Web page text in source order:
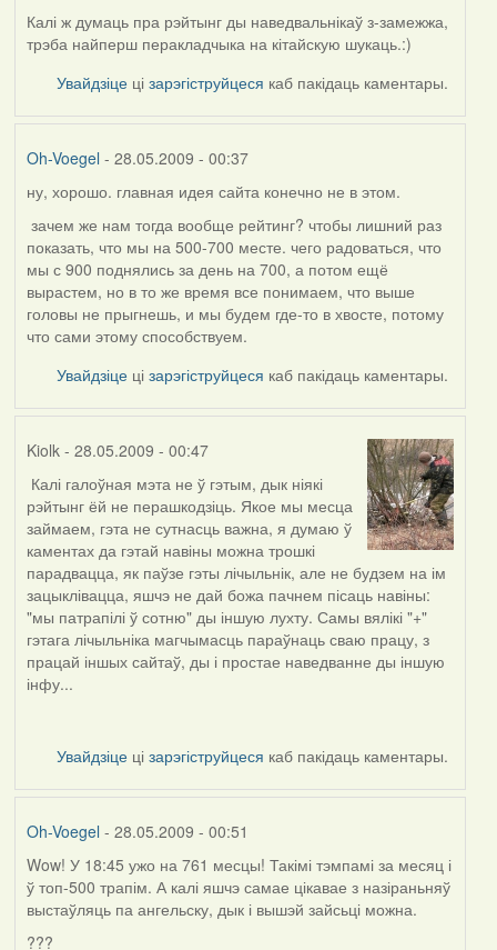
Калі ж думаць пра рэйтынг ды наведвальнікаў з-замежжа,
трэба найперш перакладчыка на кітайскую шукаць.:)
Увайдзіце цізарэгіструйцеся каб пакідаць каментары.
Oh-Voegel - 28.05.2009 - 00:37
In
reply
to
by
Harrier
ну, хорошо. главная идея сайта конечно не в этом.
зачем же нам тогда вообще рейтинг? чтобы лишний раз
показать, что мы на 500-700 месте. чего радоваться, что
мы с 900 поднялись за день на 700, а потом ещё
вырастем, но в то же время все понимаем, что выше
головы не прыгнешь, и мы будем где-то в хвосте, потому
что сами этому способствуем.
Увайдзіце цізарэгіструйцеся каб пакідаць каментары.
Kiolk- 28.05.2009 - 00:47
In
reply
to
by
Oh-
Voegel
Калі галоўная мэта не ў гэтым, дык ніякі
рэйтынг ёй не перашкодзіць. Якое мы месца
займаем, гэта не сутнасць важна, я думаю ў
каментах да гэтай навіны можна трошкі
парадвацца, як паўзе гэты лічыльнік, але не будзем на ім
зацыклівацца, яшчэ не дай божа пачнем пісаць навіны:
"мы патрапілі ў сотню" ды іншую лухту. Самы вялікі "+"
гэтага лічыльніка магчымасць параўнаць сваю працу, з
працай іншых сайтаў, ды і простае наведванне ды іншую
інфу...
Увайдзіце цізарэгіструйцеся каб пакідаць каментары.
Oh-Voegel - 28.05.2009 - 00:51
In
reply
to
by
Wow! У 18:45 ужо на 761 месцы! Такімі тэмпамі за месяц і
ў топ-500 трапім. А калі яшчэ самае цікавае з назіраньняў
выстаўляць па ангельску, дык і вышэй зайсьці можна.
???